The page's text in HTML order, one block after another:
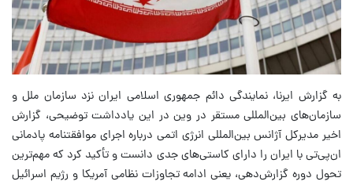
به گزارش ایرنا، نمایندگی دائم جمهوری اسلامی ایران نزد سازمان ملل و
سازمان‌های بین‌المللی مستقر در وین در این یادداشت توضیحی، گزارش
اخیر مدیرکل آژانس بین‌المللی انرژی اتمی درباره اجرای موافقتنامه پادمانی
ان‌پی‌تی با ایران را دارای کاستی‌های جدی دانست و تأکید کرد که مهم‌ترین
تحول دوره گزارش‌دهی، یعنی ادامه تجاوزات نظامی آمریکا و رژیم اسرائیل